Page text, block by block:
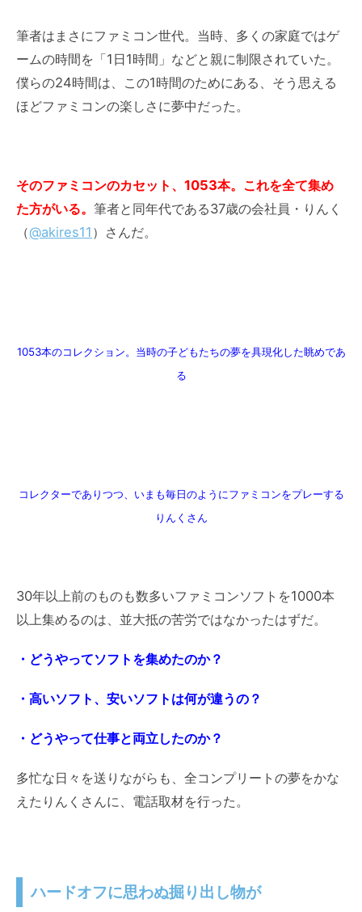
筆者はまさにファミコン世代。当時、多くの家庭ではゲ
ームの時間を「1日1時間」などと親に制限されていた。
僕らの24時間は、この1時間のためにある、そう思える
ほどファミコンの楽しさに夢中だった。
そのファミコンのカセット、1053本。これを全て集め
た方がいる。 筆者と同年代である37歳の会社員・りんく
（@akires11 ）さんだ。
1053本のコレクション。当時の子どもたちの夢を具現化した眺めであ
る
コレクターでありつつ、いまも毎日のようにファミコンをプレーする
りんくさん
30年以上前のものも数多いファミコンソフトを1000本
以上集めるのは、並大抵の苦労ではなかったはずだ。
・どうやってソフトを集めたのか？
・高いソフト、安いソフトは何が違うの？
・どうやって仕事と両立したのか？
多忙な日々を送りながらも、全コンプリートの夢をかな
えたりんくさんに、電話取材を行った。
ハードオフに思わぬ掘り出し物が